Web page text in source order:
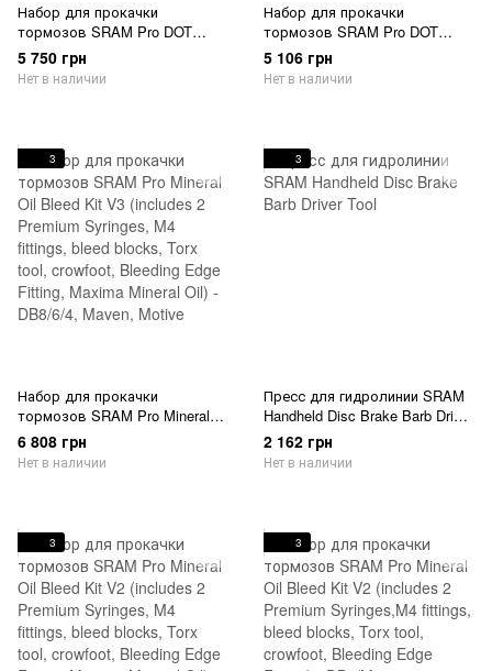
Набор для прокачки
тормозов SRAM Pro DOT
Brake Bleed Kit V2 DOT
5 750 грн
Нет в наличии
Набор для прокачки
тормозов SRAM Pro DOT
Brake Bleed Kit V2 No DOT
5 106 грн
Нет в наличии
3
Набор для прокачки
тормозов SRAM Pro Mineral
Oil Bleed Kit V3 (includes 2
Premium Syringes, M4 fittings,
bleed blocks, Torx tool, crowfoot,
Motive
6 808 грн
Нет в наличии
3
Пресс для гидролинии SRAM
Handheld Disc Brake Barb Driver
Tool
2 162 грн
Нет в наличии
3 3